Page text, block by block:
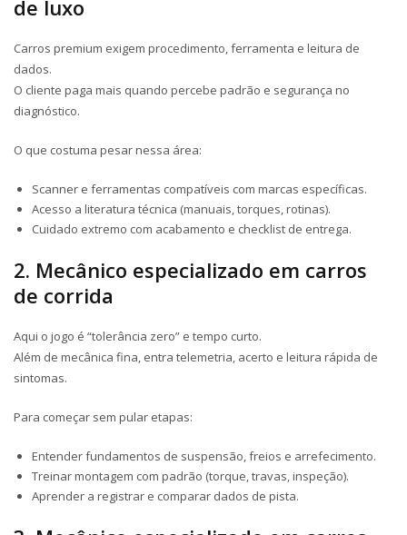
de luxo
Carros premium exigem procedimento , ferramenta e leitura de
dados.
O cliente paga mais quando percebe padrão e segurança no
diagnóstico.
O que costuma pesar nessa área:
Scanner e ferramentas compatíveis com marcas específicas.
Acesso a literatura técnica (manuais, torques, rotinas).
Cuidado extremo com acabamento e checklist de entrega.
2. Mecânico especializado em carros
de corrida
Aqui o jogo é “tolerância zero” e tempo curto.
Além de mecânica fina, entra telemetria, acerto e leitura rápida de
sintomas.
Para começar sem pular etapas:
Entender fundamentos de suspensão, freios e arrefecimento.
Treinar montagem com padrão (torque, travas, inspeção).
Aprender a registrar e comparar dados de pista.